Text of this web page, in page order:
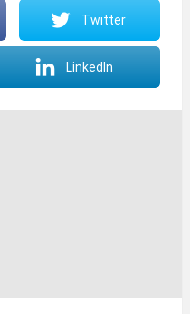
Twitter
LinkedIn